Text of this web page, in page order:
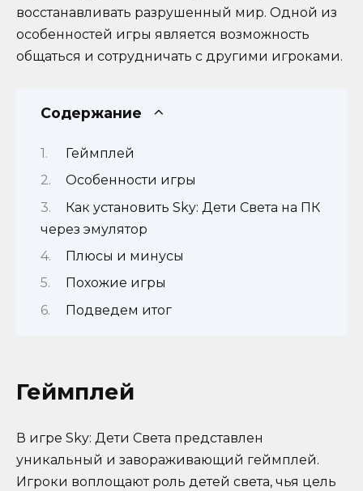
восстанавливать разрушенный мир. Одной из
особенностей игры является возможность
общаться и сотрудничать с другими игроками.
Содержание
Геймплей
Особенности игры
Как установить Sky: Дети Света на ПК
через эмулятор
Плюсы и минусы
Похожие игры
Подведем итог
Геймплей
В игре Sky: Дети Света представлен
уникальный и завораживающий геймплей.
Игроки воплощают роль детей света, чья цель